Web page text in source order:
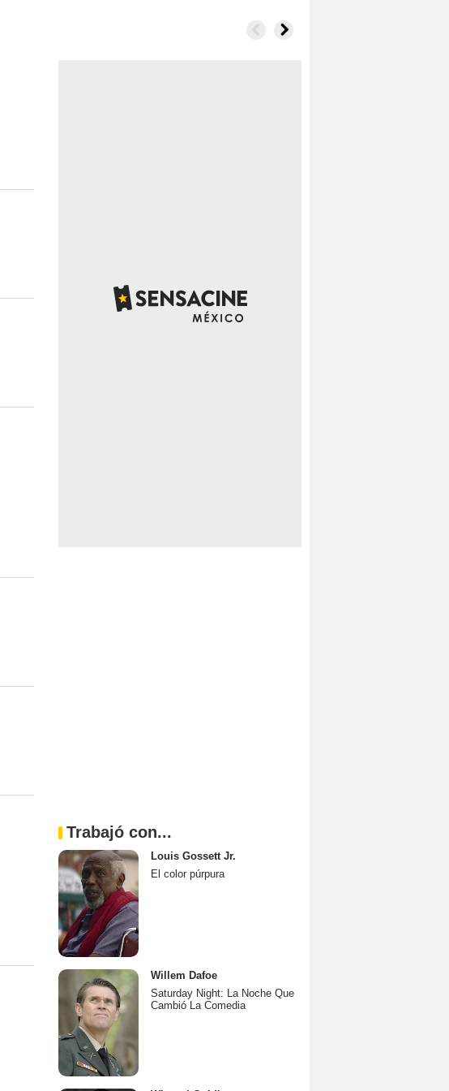
Trabajó con...
Louis Gossett Jr.
El color púrpura
Willem Dafoe
Saturday Night: La Noche Que
Cambió La Comedia